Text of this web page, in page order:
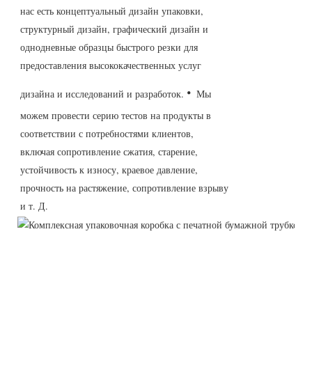
нас есть концептуальный дизайн упаковки,
структурный дизайн, графический дизайн и
однодневные образцы быстрого резки для
предоставления высококачественных услуг
дизайна и исследований и разработок. · Мы
можем провести серию тестов на продукты в
соответствии с потребностями клиентов,
включая сопротивление сжатия, старение,
устойчивость к износу, краевое давление,
прочность на растяжение, сопротивление взрыву
и т. Д.